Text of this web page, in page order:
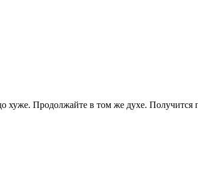
хуже. Продолжайте в том же духе. Получится